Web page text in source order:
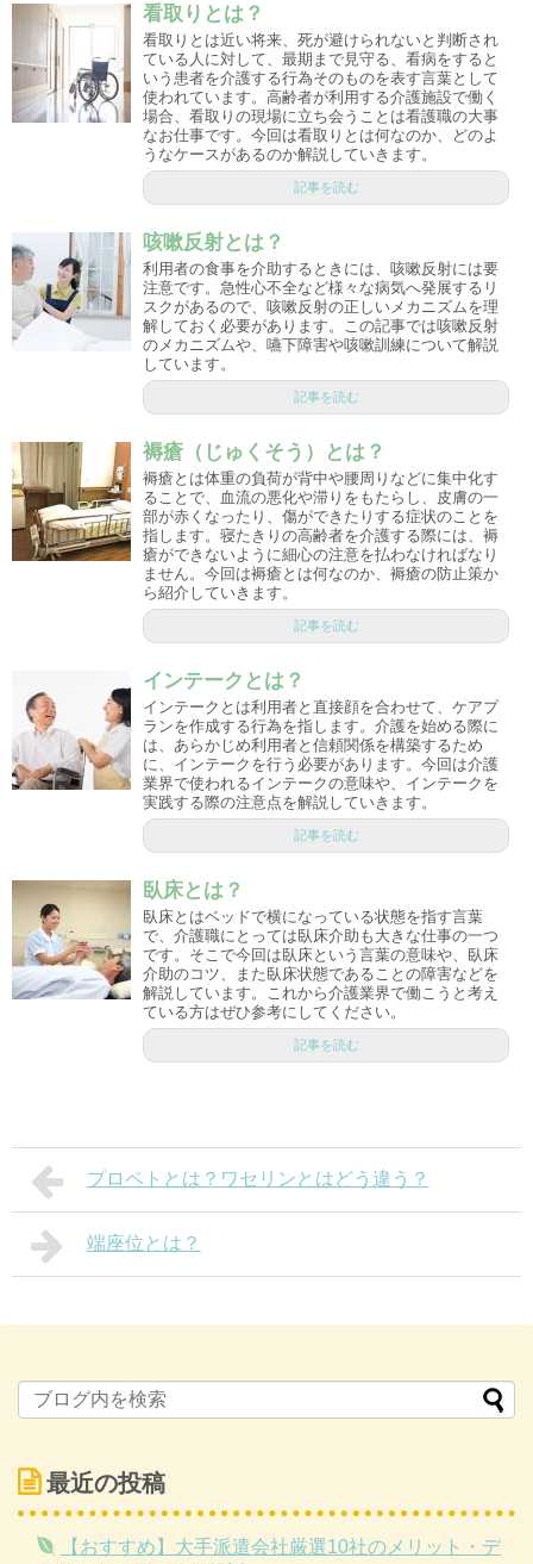
看取りとは？
看取りとは近い将来、死が避けられないと判断され
ている人に対して、最期まで見守る、看病をすると
いう患者を介護する行為そのものを表す言葉として
使われています。高齢者が利用する介護施設で働く
場合、看取りの現場に立ち会うことは看護職の大事
なお仕事です。今回は看取りとは何なのか、どのよ
うなケースがあるのか解説していきます。
記事を読む
咳嗽反射とは？
利用者の食事を介助するときには、咳嗽反射には要
注意です。急性心不全など様々な病気へ発展するリ
スクがあるので、咳嗽反射の正しいメカニズムを理
解しておく必要があります。この記事では咳嗽反射
のメカニズムや、嚥下障害や咳嗽訓練について解説
しています。
記事を読む
褥瘡（じゅくそう）とは？
褥瘡とは体重の負荷が背中や腰周りなどに集中化す
ることで、血流の悪化や滞りをもたらし、皮膚の一
部が赤くなったり、傷ができたりする症状のことを
指します。寝たきりの高齢者を介護する際には、褥
瘡ができないように細心の注意を払わなければなり
ません。今回は褥瘡とは何なのか、褥瘡の防止策か
ら紹介していきます。
記事を読む
インテークとは？
インテークとは利用者と直接顔を合わせて、ケアプ
ランを作成する行為を指します。介護を始める際に
は、あらかじめ利用者と信頼関係を構築するため
に、インテークを行う必要があります。今回は介護
業界で使われるインテークの意味や、インテークを
実践する際の注意点を解説していきます。
記事を読む
臥床とは？
臥床とはベッドで横になっている状態を指す言葉
で、介護職にとっては臥床介助も大きな仕事の一つ
です。そこで今回は臥床という言葉の意味や、臥床
介助のコツ、また臥床状態であることの障害などを
解説しています。これから介護業界で働こうと考え
ている方はぜひ参考にしてください。
記事を読む
プロペトとは？ワセリンとはどう違う？
端座位とは？
最近の投稿
【おすすめ】大手派遣会社厳選10社のメリット・デ